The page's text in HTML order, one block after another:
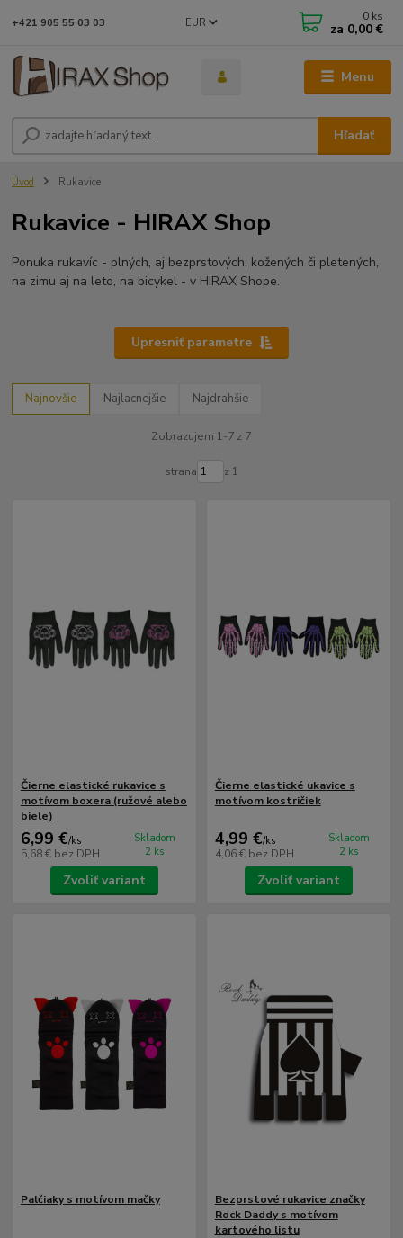
Menu
EUR
Hľadať
+421 905 55 03 03 0 ks
za 0,00 €
Úvod Rukavice
Rukavice - HIRAX Shop
Ponuka rukavíc - plných, aj bezprstových, kožených či pletených,
na zimu aj na leto, na bicykel - v HIRAX Shope.
Upresniť parametre
Najnovšie Najlacnejšie Najdrahšie
Zobrazujem 1-7 z 7
strana z 1
Čierne elastické rukavice s
motívom boxera (ružové alebo
biele)
6,99 €/ks
5,68 € bez DPH
Skladom
2 ks
Zvoliť variant
Čierne elastické ukavice s
motívom kostričiek
4,99 €/ks
4,06 € bez DPH
Skladom
2 ks
Zvoliť variant
Palčiaky s motívom mačky
Bezprstové rukavice značky
Rock Daddy s motívom
kartového listu